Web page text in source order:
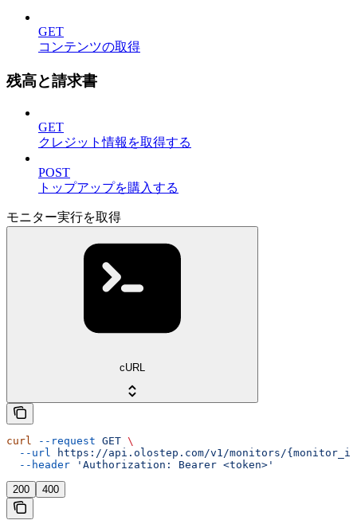
GET
コンテンツの取得
残高と請求書
GET
クレジット情報を取得する
POST
トップアップを購入する
モニター実行を取得
cURL
curl --request GET \
  --url
https://api.olostep.com/v1/monitors/
  --header
'Authorization: Bearer <token>'
200 400